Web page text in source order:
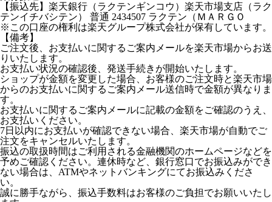
【振込先】楽天銀行（ラクテンギンコウ）楽天市場支店（ラク
テンイチバシテン） 普通 2434507 ラクテン（ＭＡＲＧＯ
※この口座の権利は楽天グループ株式会社が保有しています。
【備考】
ご注文後、お支払いに関するご案内メールを楽天市場からお送
りいたします。
お支払い状況の確認後、発送手続きが開始いたします。
ショップが金額を変更した場合、お客様のご注文時と楽天市場
からのお支払いに関するご案内メール送信時で金額が異なりま
す。
お支払いに関するご案内メールに記載の金額をご確認のうえ、
お支払いください。
7日以内にお支払いが確認できない場合、楽天市場が自動でご
注文をキャンセルいたします。
振込の取扱時間はご利用される金融機関のホームページなどを
予めご確認ください。連休時など、銀行窓口でお振込みができ
ない場合は、ATMやネットバンキングにてお振込みくださ
い。
誠に勝手ながら、振込手数料はお客様のご負担でお願いいたし